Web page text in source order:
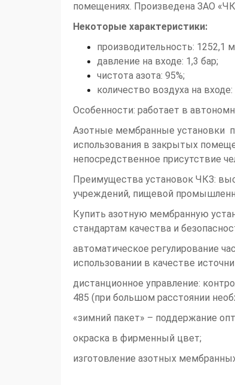
помещениях. Произведена ЗАО
Некоторые характеристики:
производительность: 1252,1
давление на входе: 1,3 бар;
чистота азота: 95%;
количество воздуха на
Особенности: работает в
Азотные мембранные установки
использования в закрытых
непосредственное присутствие
Преимущества установок ЧКЗ:
учреждений, пищевой
Купить азотную мембранную
стандартам качества и
автоматическое регулирование
использовании в качестве
дистанционное управление:
485 (при большом расстоянии
«зимний пакет» – поддержание
окраска в фирменный цвет;
изготовление азотных